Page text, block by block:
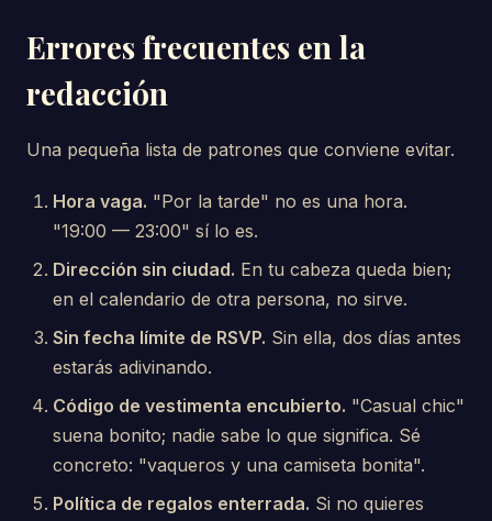
Errores frecuentes en la
redacción
Una pequeña lista de patrones que conviene evitar.
Hora vaga. "Por la tarde" no es una hora.
"19:00 — 23:00" sí lo es.
Dirección sin ciudad. En tu cabeza queda bien;
en el calendario de otra persona, no sirve.
Sin fecha límite de RSVP. Sin ella, dos días antes
estarás adivinando.
Código de vestimenta encubierto. "Casual chic"
suena bonito; nadie sabe lo que significa. Sé
concreto: "vaqueros y una camiseta bonita".
Política de regalos enterrada. Si no quieres